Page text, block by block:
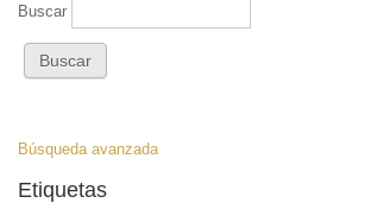
Buscar
Búsqueda avanzada
Etiquetas